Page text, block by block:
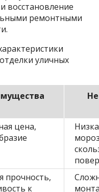
восстановление
ремонтными
уличных
цена,
прочность,
к